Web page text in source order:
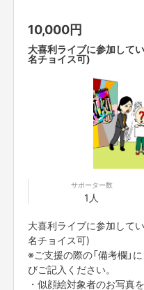
10,000円
大喜利ライブに参加して
名チョイス可)
サポーター数
1人
大喜利ライブに参加して
名チョイス可)
※ご支援の際の「備考欄」
びご記入ください。
・似顔絵対象者のお写真